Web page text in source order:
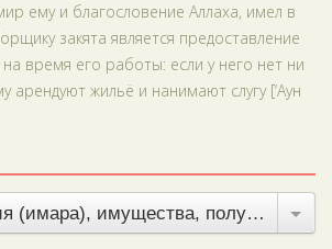
ему и благословение Аллаха, имел в
закята является предоставление
время его работы: если у него нет ни
арендуют жильё и нанимают слугу [‘Аун
Книга правления (имара), имущества, полученного без боя, и земельного налога